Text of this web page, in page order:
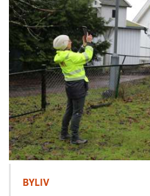
BYLIV